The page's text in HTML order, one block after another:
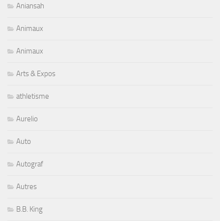
Aniansah
Animaux
Animaux
Arts & Expos
athletisme
Aurelio
Auto
Autograf
Autres
B.B. King